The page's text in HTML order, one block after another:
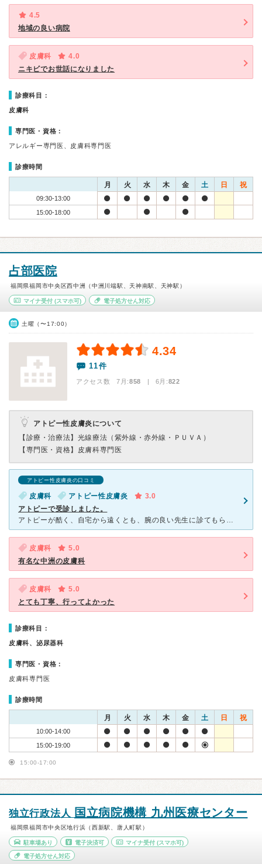
4.5
地域の良い病院
皮膚科
4.0
ニキビでお世話になりました
診療科目：
皮膚科
専門医・資格：
アレルギー専門医、皮膚科専門医
診療時間
月 火 水 木 金 土 日 祝
09:30-13:00
15:00-18:00
占部医院
福岡県福岡市中央区西中洲（中洲川端駅、天神南駅、天神駅）
マイナ受付 (スマホ可) 電子処方せん対応
土曜（〜17:00）
4.34
11件
アクセス数 7月:858 | 6月:822
アトピー性皮膚炎について
【診療・治療法】 光線療法（紫外線・赤外線・ＰＵＶＡ）
【専門医・資格】 皮膚科専門医
アトピー性皮膚炎の口コミ
皮膚科 アトピー性皮膚炎
3.0
アトピーで受診しました。
アトピーが酷く、自宅から遠くとも、腕の良い先生に診てもらいたい！と思い口コミの良いこちらを受診しました。 予約はできないとのことで、伺ってから診察まで待つのですが、やはり人気の病院なので患者さんがと
皮膚科
5.0
有名な中洲の皮膚科
皮膚科
5.0
とても丁寧、行ってよかった
診療科目：
皮膚科、泌尿器科
専門医・資格：
皮膚科専門医
診療時間
月 火 水 木 金 土 日 祝
10:00-14:00
15:00-19:00
15:00-17:00
独立行政法人 国立病院機構 九州医療センター
福岡県福岡市中央区地行浜（西新駅、唐人町駅）
駐車場あり 電子決済可 マイナ受付 (スマホ可)
電子処方せん対応